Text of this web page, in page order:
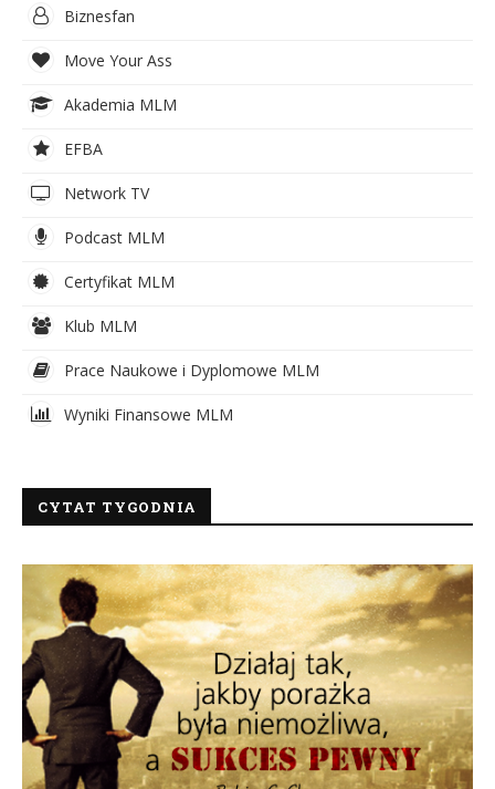
Biznesfan
Move Your Ass
Akademia MLM
EFBA
Network TV
Podcast MLM
Certyfikat MLM
Klub MLM
Prace Naukowe i Dyplomowe MLM
Wyniki Finansowe MLM
CYTAT TYGODNIA